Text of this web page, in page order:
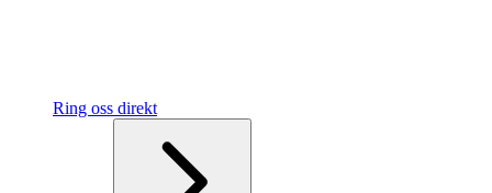
Ring oss direkt